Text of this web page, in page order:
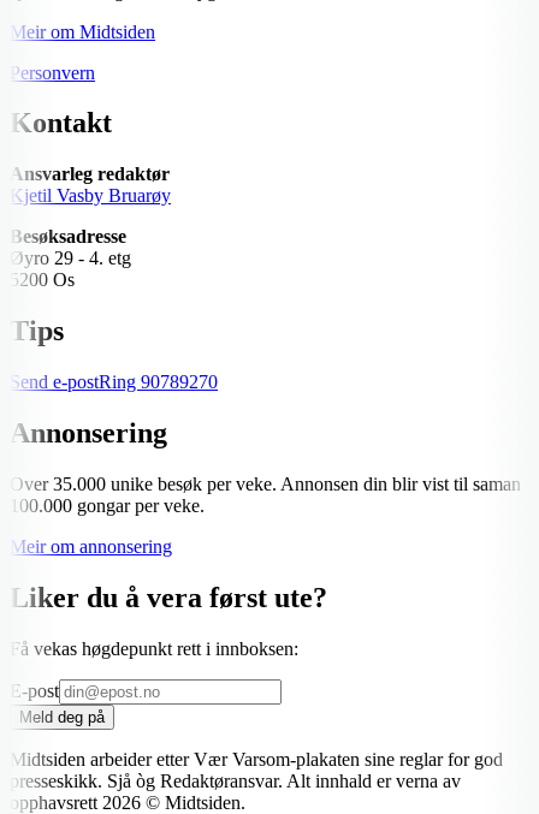
Meir om Midtsiden
Personvern
Kontakt
Ansvarleg redaktør
Kjetil Vasby Bruarøy
Besøksadresse
Øyro 29 - 4. etg
5200 Os
Tips
Send e-postRing 90789270
Annonsering
Over 35.000 unike besøk per veke. Annonsen din blir vist til saman
100.000 gongar per veke.
Meir om annonsering
Liker du å vera først ute?
Få vekas høgdepunkt rett i innboksen:
E-post
Meld deg på
Midtsiden arbeider etter Vær Varsom-plakaten sine reglar for god
presseskikk. Sjå òg Redaktøransvar. Alt innhald er verna av
opphavsrett 2026 © Midtsiden.